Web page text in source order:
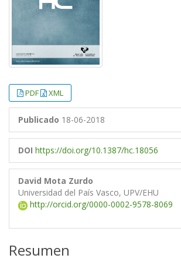
PDF XML
Publicado 18-06-2018
DOI https://doi.org/10.1387/hc.18056
David Mota Zurdo
Universidad del País Vasco, UPV/EHU
http://orcid.org/0000-0002-9578-8069
Resumen